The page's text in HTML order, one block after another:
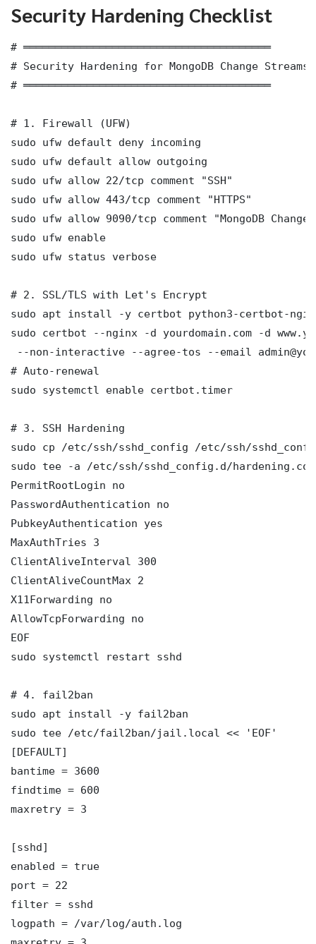
Security Hardening Checklist
# ═══════════════════════════════════════
# Security Hardening for MongoDB Change Streams
# ═══════════════════════════════════════
# 1. Firewall (UFW)
sudo ufw default deny incoming
sudo ufw default allow outgoing
sudo ufw allow 22/tcp comment "SSH"
sudo ufw allow 443/tcp comment "HTTPS"
sudo ufw allow 9090/tcp comment "MongoDB
sudo ufw enable
sudo ufw status verbose
# 2. SSL/TLS with Let's Encrypt
sudo apt install -y certbot python3-certbot-
sudo certbot --nginx -d yourdomain.com -d
--non-interactive --agree-tos --email
# Auto-renewal
sudo systemctl enable certbot.timer
# 3. SSH Hardening
sudo cp /etc/ssh/sshd_config /etc/ssh/
sudo tee -a /etc/ssh/sshd_config.d/
PermitRootLogin no
PasswordAuthentication no
PubkeyAuthentication yes
MaxAuthTries 3
ClientAliveInterval 300
ClientAliveCountMax 2
X11Forwarding no
AllowTcpForwarding no
EOF
sudo systemctl restart sshd
# 4. fail2ban
sudo apt install -y fail2ban
sudo tee /etc/fail2ban/jail.local << 'EOF'
[DEFAULT]
bantime = 3600
findtime = 600
maxretry = 3
[sshd]
enabled = true
port = 22
filter = sshd
logpath = /var/log/auth.log